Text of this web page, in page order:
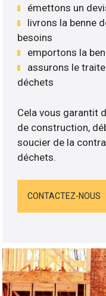
émettons un
livrons la benne
besoins
emportons la
assurons le
déchets
Cela vous garantit
de construction,
soucier de la
déchets.
CONTACTEZ-NOUS